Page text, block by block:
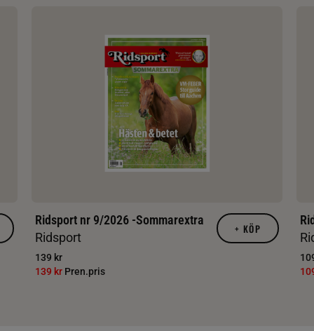
Ridsport nr 9/2026 -Sommarextra
Ridsport
139 kr
139 kr Pren.pris
+ KÖP